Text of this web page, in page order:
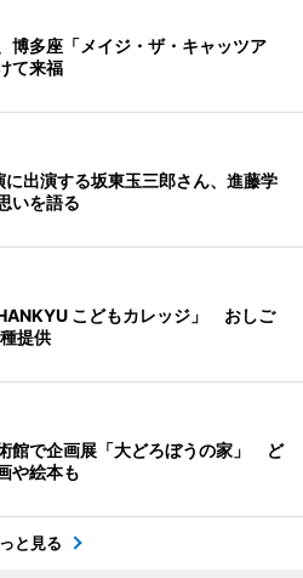
博多座「メイジ・ザ・キャッツア
て来福
出演する坂東玉三郎さん、進藤学
いを語る
こどもカレッジ」 おしご
提供
館で企画展「大どろぼうの家」 ど
や絵本も
と見る